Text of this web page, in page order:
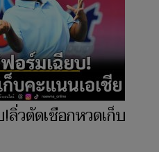
วตัดเชือกหวดเก็บ